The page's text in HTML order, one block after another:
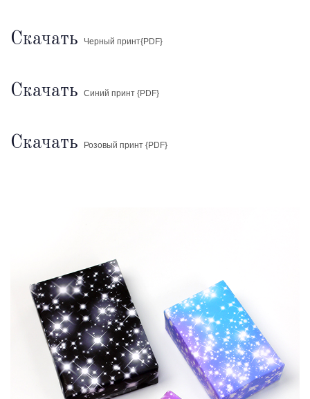
Скачать Черный принт{PDF}
Скачать Синий принт {PDF}
Скачать Розовый принт {PDF}